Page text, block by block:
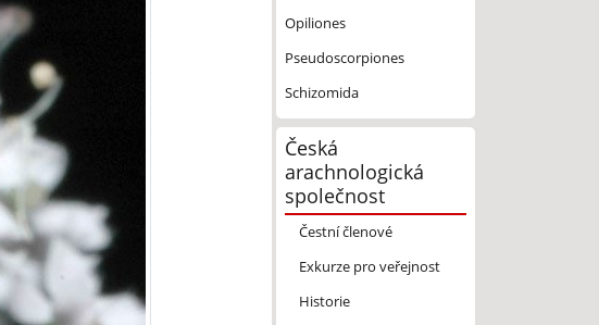
Opiliones
Pseudoscorpiones
Schizomida
Česká
arachnologická
společnost
Čestní členové
Exkurze pro veřejnost
Historie